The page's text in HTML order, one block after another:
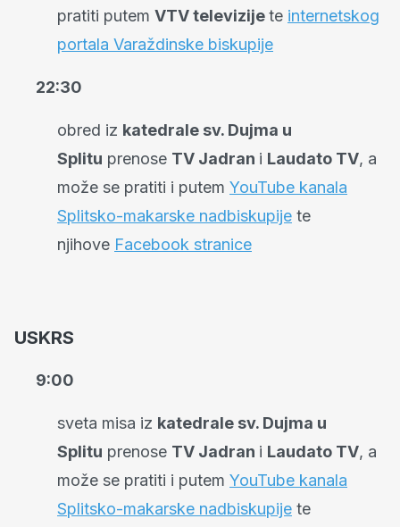
pratiti putem VTV televizijete internetskog
portala Varaždinske biskupije
22:30
obred iz katedrale sv. Dujma u
Splitu prenose TV Jadran i Laudato TV, a
može se pratiti i putem YouTube kanala
Splitsko-makarske nadbiskupije te
njihove Facebook stranice
USKRS
9:00
sveta misa iz katedrale sv. Dujma u
Splitu prenose TV Jadran i Laudato TV, a
može se pratiti i putem YouTube kanala
Splitsko-makarske nadbiskupije te